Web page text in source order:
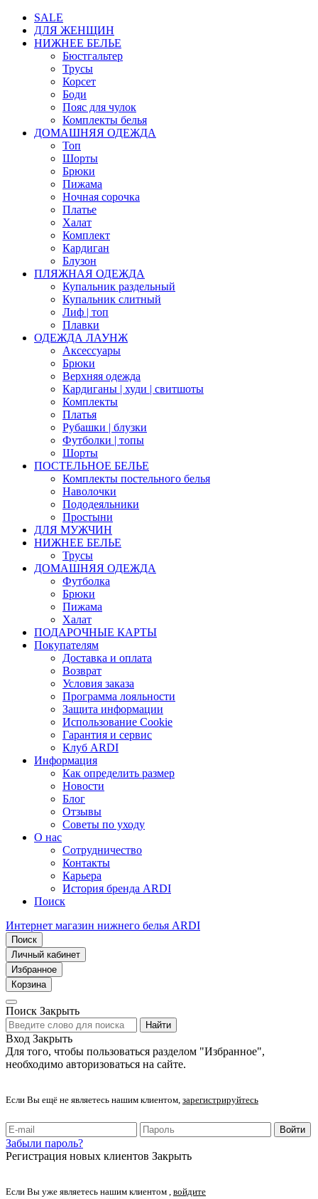
SALE
ДЛЯ ЖЕНЩИН
НИЖНЕЕ БЕЛЬЕ
Бюстгальтер
Трусы
Корсет
Боди
Пояс для чулок
Комплекты белья
ДОМАШНЯЯ ОДЕЖДА
Топ
Шорты
Брюки
Пижама
Ночная сорочка
Платье
Халат
Комплект
Кардиган
Блузон
ПЛЯЖНАЯ ОДЕЖДА
Купальник раздельный
Купальник слитный
Лиф | топ
Плавки
ОДЕЖДА ЛАУНЖ
Аксессуары
Брюки
Верхняя одежда
Кардиганы | худи | свитшоты
Комплекты
Платья
Рубашки | блузки
Футболки | топы
Шорты
ПОСТЕЛЬНОЕ БЕЛЬЕ
Комплекты постельного белья
Наволочки
Пододеяльники
Простыни
ДЛЯ МУЖЧИН
НИЖНЕЕ БЕЛЬЕ
Трусы
ДОМАШНЯЯ ОДЕЖДА
Футболка
Брюки
Пижама
Халат
ПОДАРОЧНЫЕ КАРТЫ
Покупателям
Доставка и оплата
Возврат
Условия заказа
Программа лояльности
Защита информации
Использование Cookie
Гарантия и сервис
Клуб ARDI
Информация
Как определить размер
Новости
Блог
Отзывы
Советы по уходу
О нас
Сотрудничество
Контакты
Карьера
История бренда ARDI
Поиск
Интернет магазин нижнего белья ARDI
Поиск
Личный кабинет
Избранное
Корзина
Поиск Закрыть
Найти
Вход Закрыть
Для того, чтобы пользоваться разделом "Избранное",
необходимо авторизоваться на сайте.
Если Вы ещё не являетесь нашим клиентом, зарегистрируйтесь
Войти
Забыли пароль?
Регистрация новых клиентов Закрыть
Если Вы уже являетесь нашим клиентом , войдите